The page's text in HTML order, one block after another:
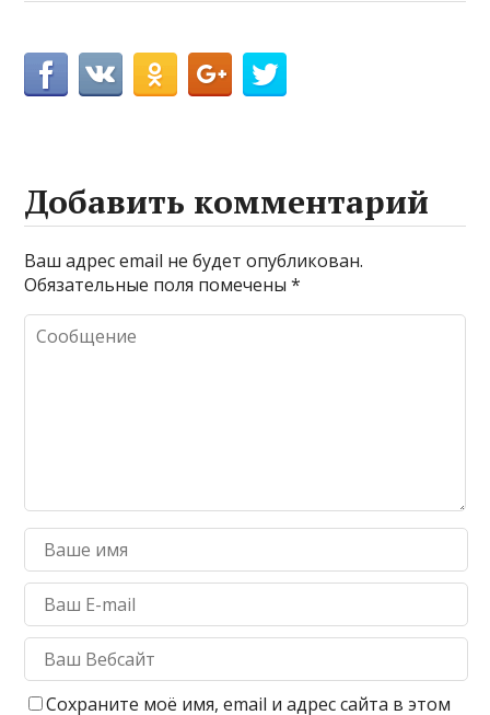
Добавить комментарий
Ваш адрес email не будет опубликован.
Обязательные поля помечены*
Сохраните моё имя, email и адрес сайта в этом